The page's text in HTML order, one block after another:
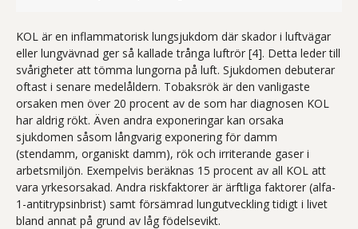
KOL är en inflammatorisk lungsjukdom där skador i luftvägar
eller lungvävnad ger så kallade trånga luftrör [4]. Detta leder till
svårigheter att tömma lungorna på luft. Sjukdomen debuterar
oftast i senare medelåldern. Tobaksrök är den vanligaste
orsaken men över 20 procent av de som har diagnosen KOL
har aldrig rökt. Även andra exponeringar kan orsaka
sjukdomen såsom långvarig exponering för damm
(stendamm, organiskt damm), rök och irriterande gaser i
arbetsmiljön. Exempelvis beräknas 15 procent av all KOL att
vara yrkesorsakad. Andra riskfaktorer är ärftliga faktorer (alfa-
1-antitrypsinbrist) samt försämrad lungutveckling tidigt i livet
bland annat på grund av låg födelsevikt.